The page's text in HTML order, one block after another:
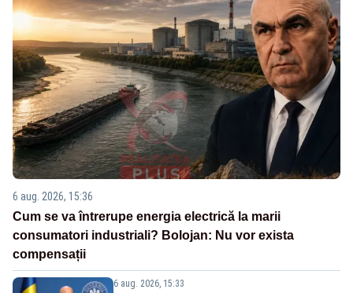
6 aug. 2026, 15:36
Cum se va întrerupe energia electrică la marii
consumatori industriali? Bolojan: Nu vor exista
compensații
6 aug. 2026, 15:33